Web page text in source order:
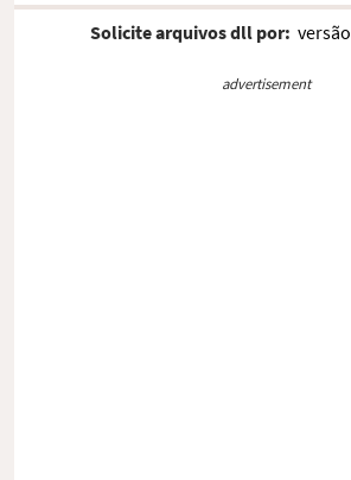
Solicite arquivos dll por: versão
advertisement